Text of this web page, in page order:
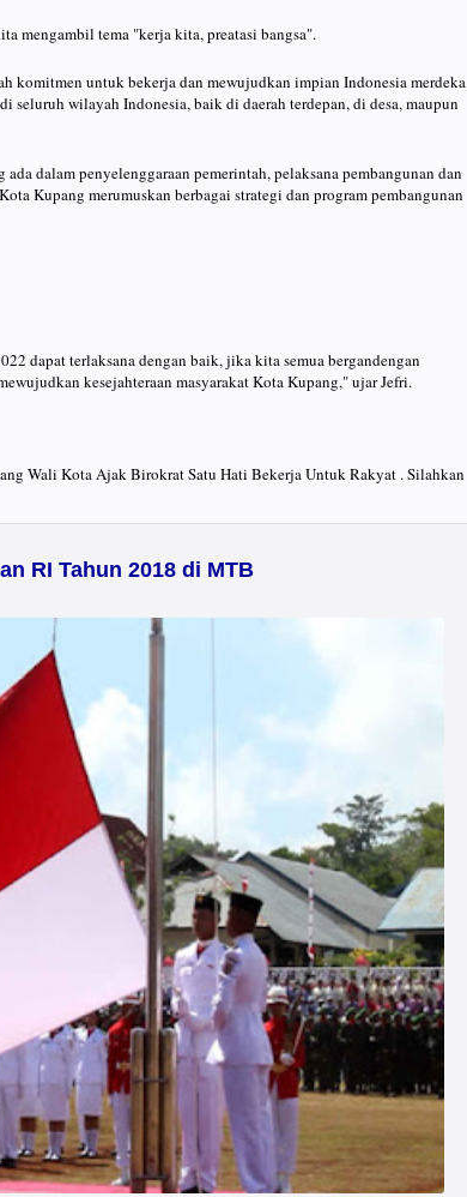
mengambil tema "kerja kita, preatasi bangsa".
komitmen untuk bekerja dan mewujudkan impian Indonesia merdeka
seluruh wilayah Indonesia, baik di daerah terdepan, di desa, maupun
dalam penyelenggaraan pemerintah, pelaksana pembangunan dan
Kupang merumuskan berbagai strategi dan program pembangunan
dapat terlaksana dengan baik, jika kita semua bergandengan
kesejahteraan masyarakat Kota Kupang," ujar Jefri.
Wali Kota Ajak Birokrat Satu Hati Bekerja Untuk Rakyat . Silahkan
RI Tahun 2018 di MTB